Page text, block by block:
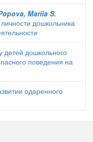
Mariia S.
дошкольника
дошкольного
поведения на
одаренного